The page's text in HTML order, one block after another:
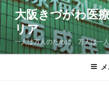
コ
ン
テ
ン
ツ
大阪きづがわ医
リア
一人は万人のために、万人は一